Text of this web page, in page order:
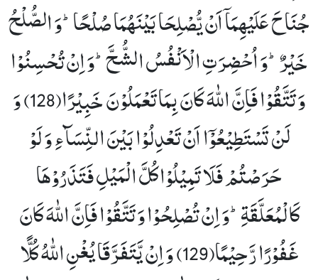
جُنَاحَ عَلَیْهِمَاۤ اَنْ یُّصْلِحَا بَیْنَهُمَا صُلْحًاؕ-وَ الصُّلْحُ
خَیْرٌؕ-وَ اُحْضِرَتِ الْاَنْفُسُ الشُّحَّؕ-وَ اِنْ تُحْسِنُوْا
وَ تَتَّقُوْا فَاِنَّ اللّٰهَ كَانَ بِمَا تَعْمَلُوْنَ خَبِیْرًا(128)
وَ
لَنْ تَسْتَطِیْعُوْۤا اَنْ تَعْدِلُوْا بَیْنَ النِّسَآءِ وَ لَوْ
حَرَصْتُمْ فَلَا تَمِیْلُوْا كُلَّ الْمَیْلِ فَتَذَرُوْهَا
كَالْمُعَلَّقَةِؕ-وَ اِنْ تُصْلِحُوْا وَ تَتَّقُوْا فَاِنَّ اللّٰهَ كَانَ
غَفُوْرًا رَّحِیْمًا(129)
وَ اِنْ یَّتَفَرَّقَا یُغْنِ اللّٰهُ كُلًّا